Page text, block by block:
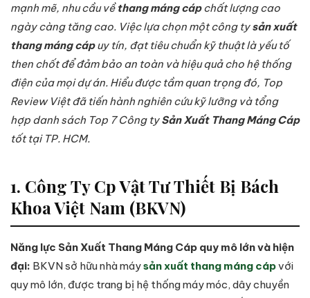
mạnh mẽ, nhu cầu vềthang máng cápchất lượng cao
ngày càng tăng cao. Việc lựa chọn một công tysản xuất
thang máng cápuy tín, đạt tiêu chuẩn kỹ thuật là yếu tố
then chốt để đảm bảo an toàn và hiệu quả cho hệ thống
điện của mọi dự án. Hiểu được tầm quan trọng đó, Top
Review Việt đã tiến hành nghiên cứu kỹ lưỡng và tổng
hợp danh sách Top 7 Công tySản Xuất Thang Máng Cáp
tốt tại TP. HCM.
1. Công Ty Cp Vật Tư Thiết Bị Bách
Khoa Việt Nam (BKVN)
Năng lực Sản Xuất Thang Máng Cáp quy mô lớn và hiện
đại: BKVN sở hữu nhà máysản xuất thang máng cápvới
quy mô lớn, được trang bị hệ thống máy móc, dây chuyền